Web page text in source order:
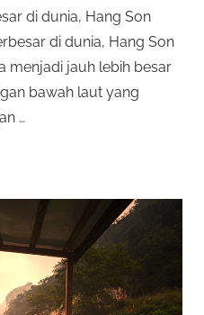
di dunia, Hang Son
di dunia, Hang Son
menjadi jauh lebih besar
bawah laut yang
…